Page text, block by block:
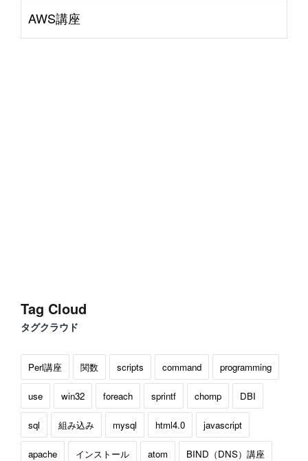
AWS講座
Tag Cloud
タグクラウド
Perl講座 関数 scripts command programming
use win32 foreach sprintf chomp DBI
sql 組み込み mysql html4.0 javascript
apache インストール atom BIND（DNS）講座